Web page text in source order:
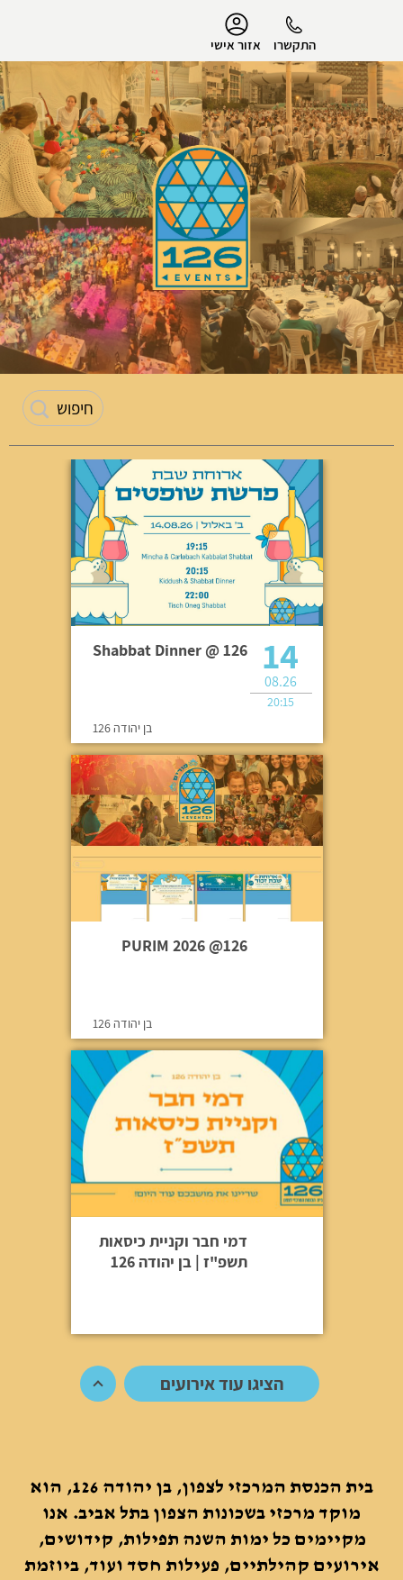
התקשרו אזור אישי
הפרופיל שלי
התנתק
Shabbat Dinner @ 126
בן יהודה 126
14
08.26
20:15
PURIM 2026 @126
בן יהודה 126
דמי חבר וקניית כיסאות
תשפ"ז | בן יהודה 126
הציגו עוד אירועים
בית הכנסת המרכזי לצפון, בן יהודה 126, הוא
מוקד מרכזי בשכונות הצפון בתל אביב. אנו
מקיימים כל ימות השנה תפילות, קידושים,
אירועים קהילתיים, פעילות חסד ועוד, ביוזמת